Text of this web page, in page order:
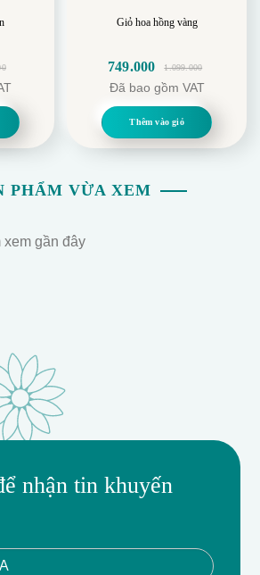
Giỏ hoa hồng vàng
1.099.000
gốc
là:
1.099.000.
749.000
hiện
tại
là:
Đã bao gồm VAT
Thêm vào giỏ
PHẨM VỪA XEM
xem gần đây
nhận tin khuyến